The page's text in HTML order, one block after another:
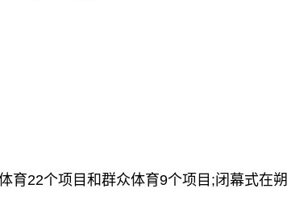
育22个项目和群众体育9个项目;闭幕式在朔